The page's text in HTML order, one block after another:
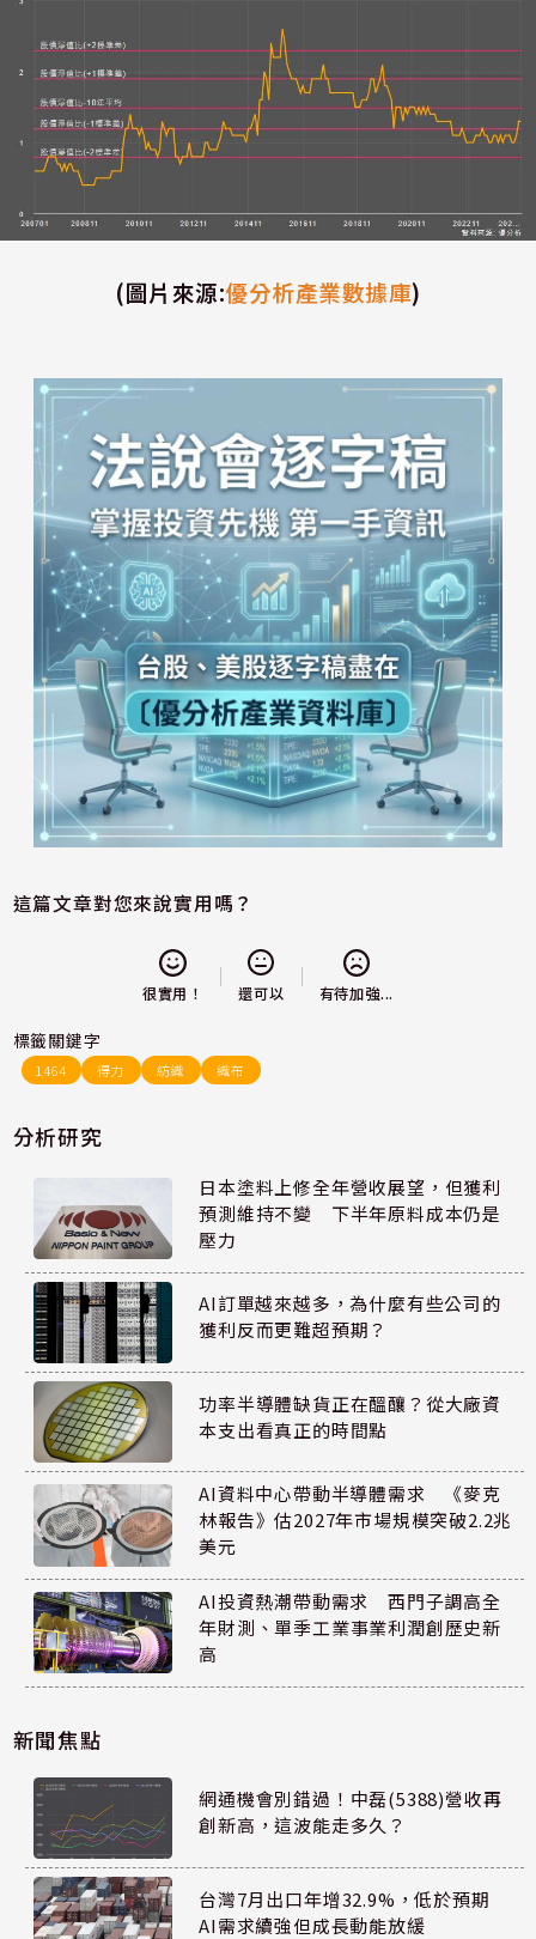
(圖片來源:優分析產業數據庫)
這篇文章對您來說實用嗎？
很實用！ 還可以 有待加強...
標籤關鍵字
1464 得力 紡織 織布
分析研究
日本塗料上修全年營收展望，但獲利
預測維持不變 下半年原料成本仍是
壓力
AI訂單越來越多，為什麼有些公司的
獲利反而更難超預期？
功率半導體缺貨正在醞釀？從大廠資
本支出看真正的時間點
AI資料中心帶動半導體需求 《麥克
林報告》估2027年市場規模突破2.2兆
美元
AI投資熱潮帶動需求 西門子調高全
年財測、單季工業事業利潤創歷史新
高
新聞焦點
網通機會別錯過！中磊(5388)營收再
創新高，這波能走多久？
台灣7月出口年增32.9%，低於預期
AI需求續強但成長動能放緩